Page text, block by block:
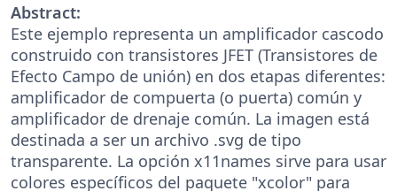
Abstract:
Este ejemplo representa un amplificador cascodo
construido con transistores JFET (Transistores de
Efecto Campo de unión) en dos etapas diferentes:
amplificador de compuerta (o puerta) común y
amplificador de drenaje común. La imagen está
destinada a ser un archivo .svg de tipo
transparente. La opción x11names sirve para usar
colores específicos del paquete "xcolor" para